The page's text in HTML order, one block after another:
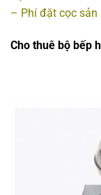
– Phí đặt cọc sản
Cho thuê bộ bếp